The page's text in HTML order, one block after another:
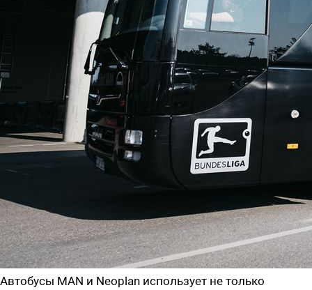
Автобусы MAN и Neoplan использует не только